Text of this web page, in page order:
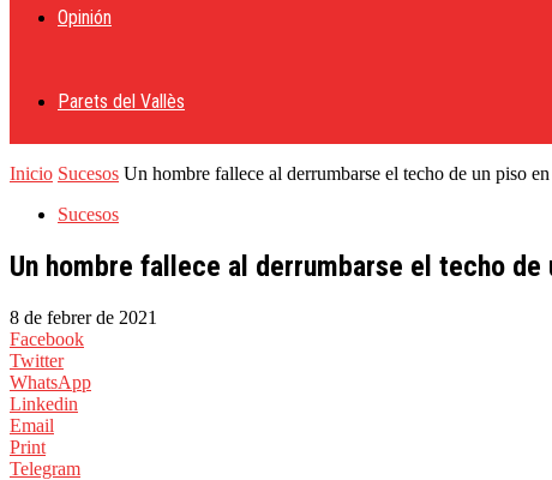
Opinión
Parets del Vallès
Inicio Sucesos Un hombre fallece al derrumbarse el techo de un piso
Sucesos
Un hombre fallece al derrumbarse el techo de
8 de febrer de 2021
Facebook
Twitter
WhatsApp
Linkedin
Email
Print
Telegram